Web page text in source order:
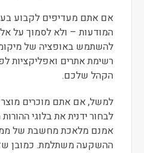
אם אתם מעדיפים לקבוע
המודעות – ולא לסמוך על
להשתמש באופציה של
רשימת אתרים ואפליקציות
הקהל שלכם.
למשל, אם אתם מוכרים מוצר
לבחור ידנית את בלוגי
אמנם מלאכת מחשבת של
ההשקעה משתלמת. כמובן